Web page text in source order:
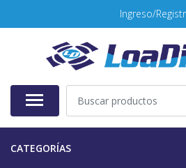
Ingreso/
CATEGORÍAS